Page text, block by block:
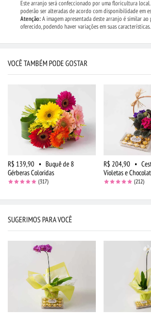
Este arranjo será confeccionado por uma floricultura local.
poderão ser alteradas de acordo com disponibilidade em
Atenção:A imagem apresentada deste arranjo é similar
oferecido, podendo haver variações em suas características.
VOCÊ TAMBÉM PODE GOSTAR
R$ 139,90 • Buquê de 8
Gérberas Coloridas
(317)
R$ 204,90 •
Violetas e
(212)
SUGERIMOS PARA VOCÊ